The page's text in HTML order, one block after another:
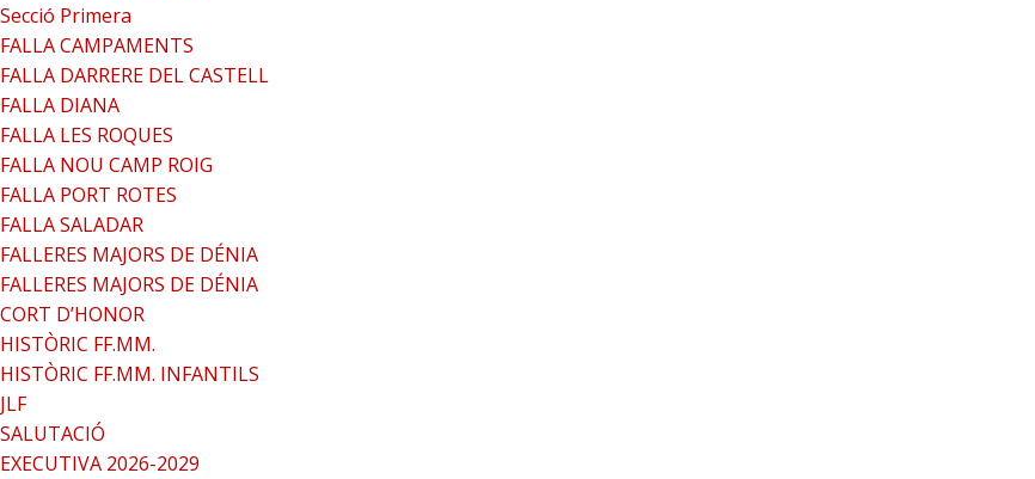
Secció Primera
FALLA CAMPAMENTS
FALLA DARRERE DEL CASTELL
FALLA DIANA
FALLA LES ROQUES
FALLA NOU CAMP ROIG
FALLA PORT ROTES
FALLA SALADAR
FALLERES MAJORS DE DÉNIA
FALLERES MAJORS DE DÉNIA
CORT D’HONOR
HISTÒRIC FF.MM.
HISTÒRIC FF.MM. INFANTILS
JLF
SALUTACIÓ
EXECUTIVA 2026-2029